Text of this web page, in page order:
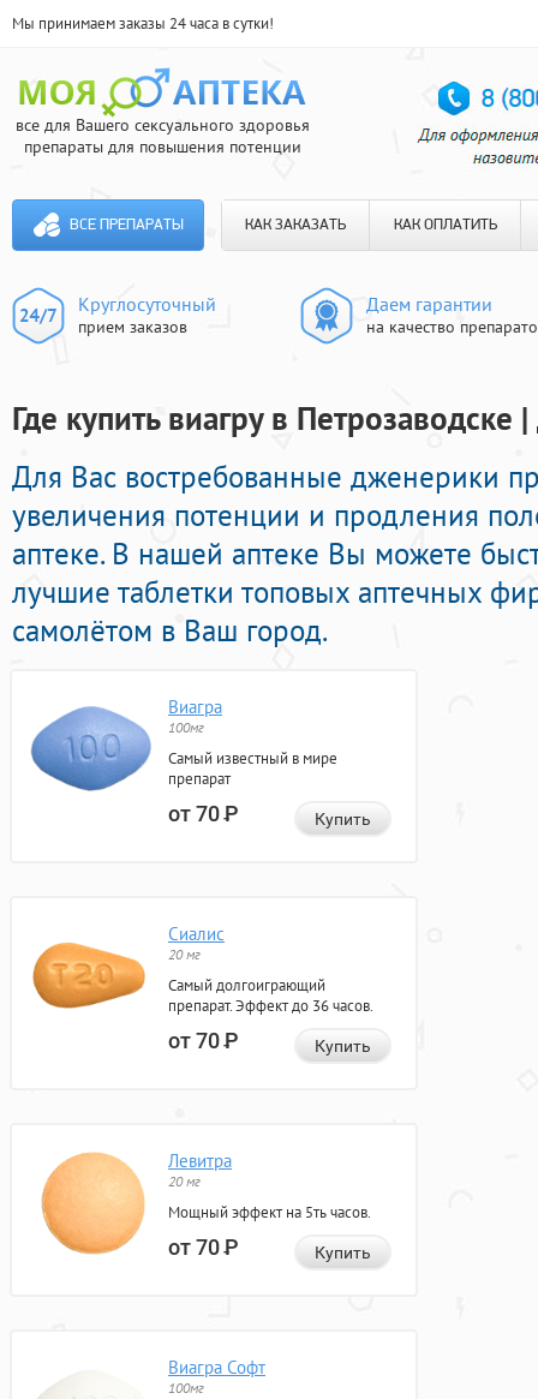
Мы принимаем заказы 24 часа в сутки!
все для Вашего сексуального здоровья
препараты для повышения потенции
ВСЕ ПРЕПАРАТЫ КАК ЗАКАЗАТЬ КАК ОПЛАТИТЬ
Круглосуточный
прием заказов
Даем гарантии
на качество
Где купить виагру в Петрозаводске
Для Вас востребованные дженерики
увеличения потенции и продления
аптеке. В нашей аптеке Вы можете
лучшие таблетки топовых аптечных
самолётом в Ваш город.
Виагра
100мг
Самый известный в мире
препарат
от 70Р Купить
Сиалис
20 мг
Самый долгоиграющий
препарат. Эффект до 36 часов.
от 70Р Купить
Левитра
20 мг
Мощный эффект на 5ть часов.
от 70Р Купить
Виагра Софт
100мг